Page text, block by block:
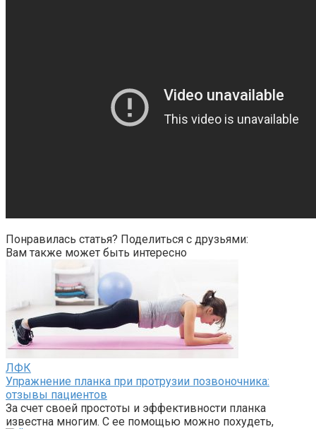
Понравилась статья? Поделиться с друзьями:
Вам также может быть интересно
ЛФК
Упражнение планка при протрузии позвоночника:
отзывы пациентов
За счет своей простоты и эффективности планка
известна многим. С ее помощью можно похудеть,